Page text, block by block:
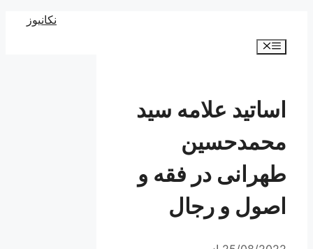
نکانیوز
فهرست
اساتید علامه سید
محمدحسین
طهرانی در فقه و
اصول و رجال